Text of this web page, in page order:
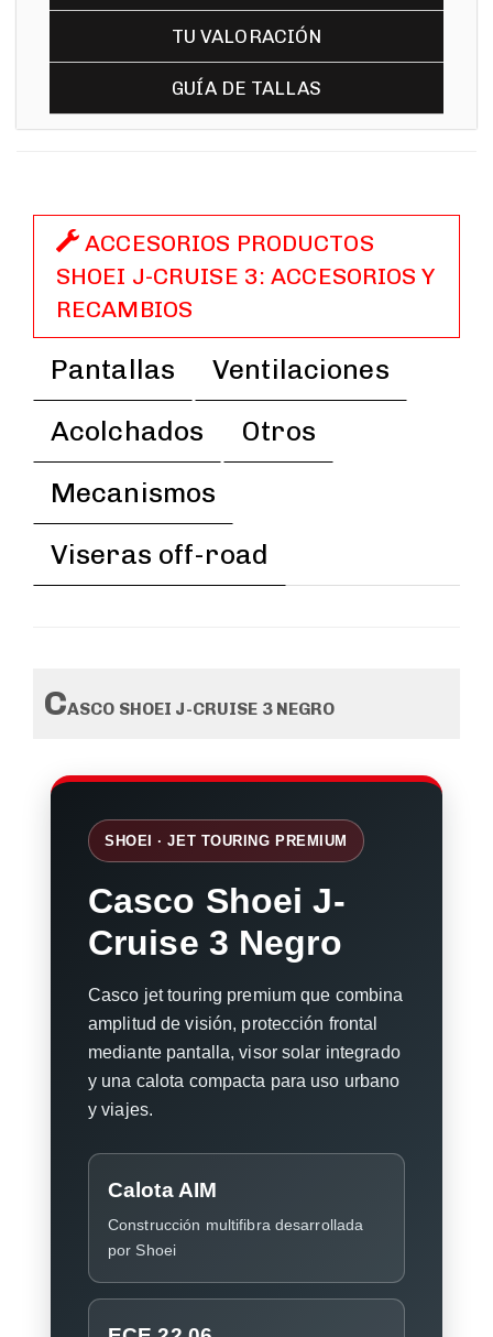
TU VALORACIÓN
GUÍA DE TALLAS
ACCESORIOS PRODUCTOS
SHOEI J-CRUISE 3: ACCESORIOS Y
RECAMBIOS
Pantallas
Ventilaciones
Acolchados
Otros
Mecanismos
Viseras off-road
CASCO SHOEI J-CRUISE 3 NEGRO
SHOEI · JET TOURING PREMIUM
Casco Shoei J-
Cruise 3 Negro
Casco jet touring premium que combina
amplitud de visión, protección frontal
mediante pantalla, visor solar integrado
y una calota compacta para uso urbano
y viajes.
Calota AIM
Construcción multifibra desarrollada
por Shoei